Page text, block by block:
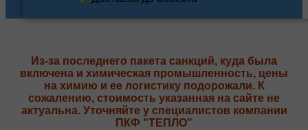
Из-за последнего пакета санкций, куда была
включена и химическая промышленность, цены
на химию и ее логистику подорожали. К
сожалению, стоимость указанная на сайте не
актуальна. Уточняйте у специалистов компании
ПКФ "ТЕПЛО"